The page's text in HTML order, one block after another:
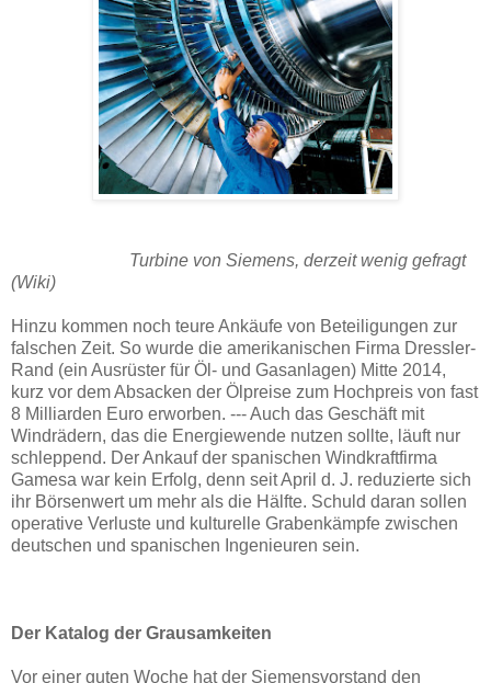
Turbine von Siemens, derzeit wenig gefragt
(Wiki)
Hinzu kommen noch teure Ankäufe von Beteiligungen zur
falschen Zeit. So wurde die amerikanischen Firma Dressler-
Rand (ein Ausrüster für Öl- und Gasanlagen) Mitte 2014,
kurz vor dem Absacken der Ölpreise zum Hochpreis von fast
8 Milliarden Euro erworben. --- Auch das Geschäft mit
Windrädern, das die Energiewende nutzen sollte, läuft nur
schleppend. Der Ankauf der spanischen Windkraftfirma
Gamesa war kein Erfolg, denn seit April d. J. reduzierte sich
ihr Börsenwert um mehr als die Hälfte. Schuld daran sollen
operative Verluste und kulturelle Grabenkämpfe zwischen
deutschen und spanischen Ingenieuren sein.
Der Katalog der Grausamkeiten
Vor einer guten Woche hat der Siemensvorstand den